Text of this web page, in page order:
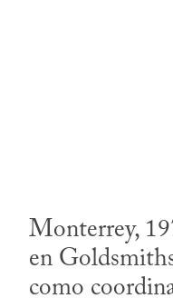
Monterrey,
en
como